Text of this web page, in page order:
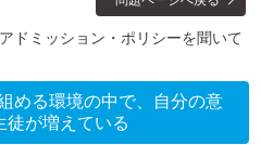
ドミッション・ポリシーを聞いて
める環境の中で、自分の意
徒が増えている